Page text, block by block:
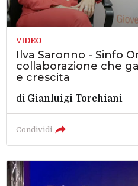
VIDEO
Ilva Saronno - Sinfo
collaborazione che
e crescita
di Gianluigi Torchiani
Condividi